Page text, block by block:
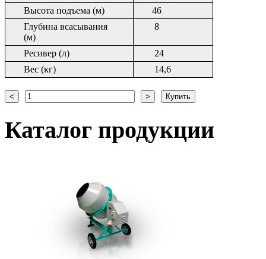
Высота подъема (м)
46
Глубина всасывания
(м)
8
Ресивер (л)
24
Вес (кг)
14,6
Каталог продукции